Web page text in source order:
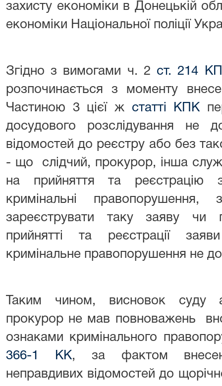
захисту економіки в Донецькій
економіки Національної поліції
Згідно з вимогами ч. 2 ст. 214
розпочинається з моменту
Частиною 3 цієї ж статті КПК
досудового розслідування не
відомостей до реєстру або без
- що слідчий, прокурор, інша
на прийняття та реєстрацію
кримінальні правопорушення,
зареєструвати таку заяву чи
прийнятті та реєстрації
кримінальне правопорушення не
Таким чином, висновок суду
прокурор не мав повноважень
ознаками кримінального
366-1 КК, за фактом
неправдивих відомостей до